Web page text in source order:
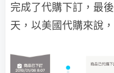
完成了代購下訂，最
天，以美國代購來說